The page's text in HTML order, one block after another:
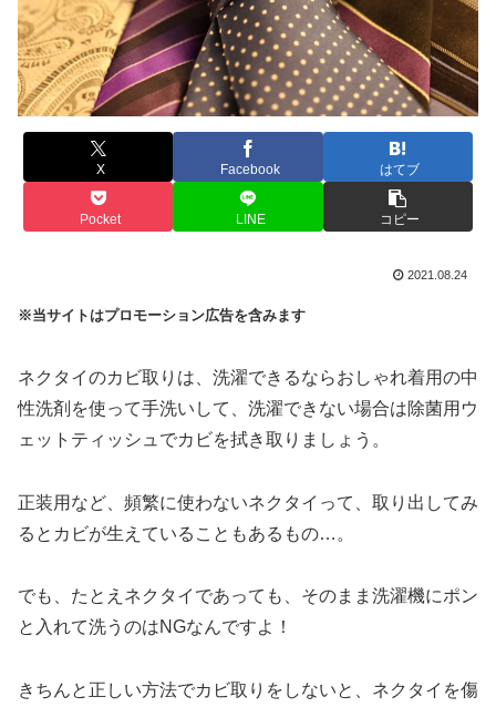
X Facebook はてブ
Pocket LINE コピー
2021.08.24
※当サイトはプロモーション広告を含みます
ネクタイのカビ取りは、洗濯できるならおしゃれ着用の中
性洗剤を使って手洗いして、洗濯できない場合は除菌用ウ
ェットティッシュでカビを拭き取りましょう。
正装用など、頻繁に使わないネクタイって、取り出してみ
るとカビが生えていることもあるもの…。
でも、たとえネクタイであっても、そのまま洗濯機にポン
と入れて洗うのはNGなんですよ！
きちんと正しい方法でカビ取りをしないと、ネクタイを傷